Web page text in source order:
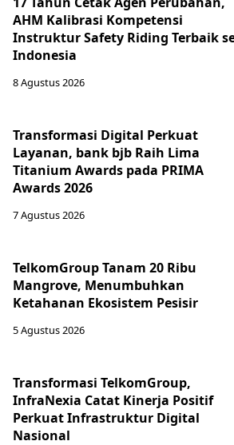
AHM Kalibrasi Kompetensi
Instruktur Safety Riding Terbaik
Indonesia
8 Agustus 2026
Transformasi Digital Perkuat
Layanan, bank bjb Raih Lima
Titanium Awards pada PRIMA
Awards 2026
7 Agustus 2026
TelkomGroup Tanam 20 Ribu
Mangrove, Menumbuhkan
Ketahanan Ekosistem Pesisir
5 Agustus 2026
Transformasi TelkomGroup,
InfraNexia Catat Kinerja Positif
Perkuat Infrastruktur Digital
Nasional